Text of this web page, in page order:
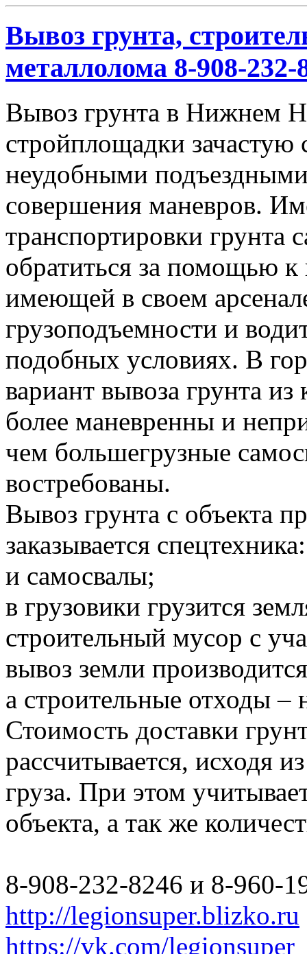
Вывоз грунта,
металлолома 8-908-232-
Вывоз грунта в Нижнем
стройплощадки зачастую
неудобными
совершения маневров.
транспортировки грунта
обратиться за помощью
имеющей в своем
грузоподъемности и
подобных условиях. В
вариант вывоза грунта
более маневренны и
чем большегрузные
востребованы.
Вывоз грунта с объекта
заказывается
и самосвалы;
в грузовики грузится
строительный мусор с
вывоз земли
а строительные отходы –
Стоимость доставки
рассчитывается, исходя
груза. При этом
объекта, а так же
8-908-232-8246 и 8-960-
http://legionsuper.blizko.ru
https://vk.com/legionsuper